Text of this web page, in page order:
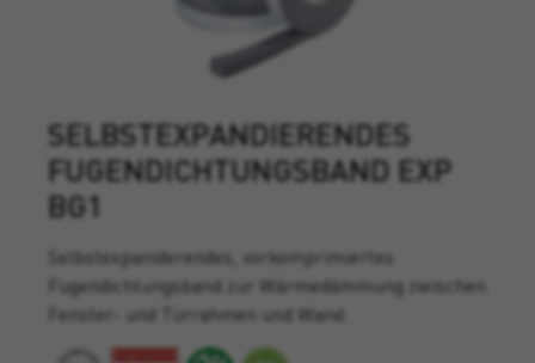
SELBSTEXPANDIERENDES
FUGENDICHTUNGSBAND EXP
BG1
Selbstexpaniderendes, vorkomprimiertes
Fugendichtungsband zur Wärmedämmung zwischen
Fenster- und Türrahmen und Wand.